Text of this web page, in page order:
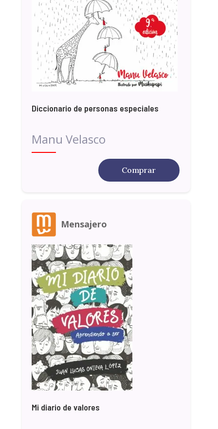
Diccionario de personas especiales
Manu Velasco
Comprar
Mensajero
Mi diario de valores